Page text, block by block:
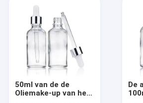
Producten
Over ons
fabriekstour
50ml van de de
Oliemake-up van het
De